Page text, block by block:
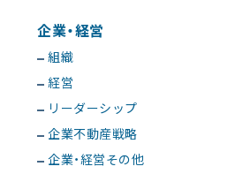
企業・経営
組織
経営
リーダーシップ
企業不動産戦略
企業・経営その他